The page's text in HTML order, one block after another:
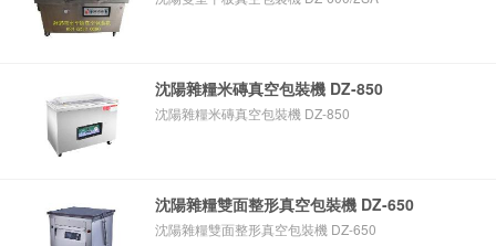
沈陽雜糧米磚真空包裝機 DZ-850
沈陽雜糧米磚真空包裝機 DZ-850
沈陽雜糧雙面整形真空包裝機 DZ-650
沈陽雜糧雙面整形真空包裝機 DZ-650